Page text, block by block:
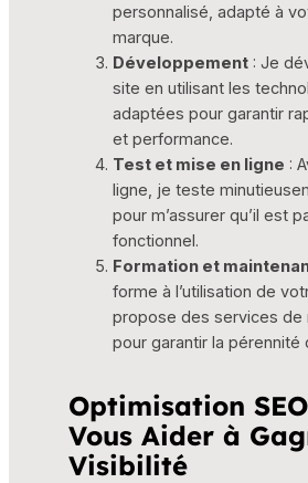
personnalisé, adapté à
marque.
Développement: Je
site en utilisant les
adaptées pour garantir
et performance.
Test et mise en ligne :
ligne, je teste
pour m’assurer qu’il est
fonctionnel.
Formation et
forme à l’utilisation de
propose des services de
pour garantir la
Optimisation
Vous Aider à
Visibilité